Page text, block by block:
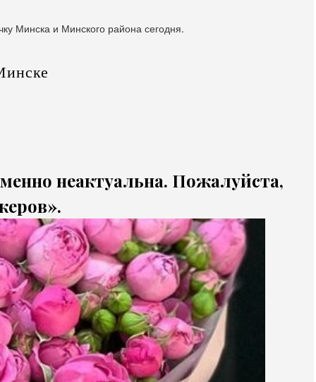
Минска и Минского района сегодня.
неактуальна. Пожалуйста,